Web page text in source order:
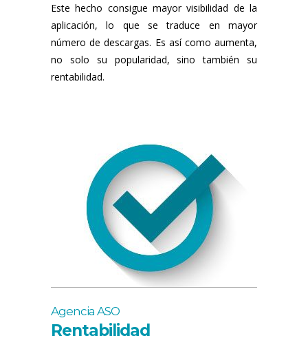
Este hecho consigue mayor visibilidad de la
aplicación, lo que se traduce en mayor
número de descargas. Es así como aumenta,
no solo su popularidad, sino también su
rentabilidad.
Agencia ASO
Rentabilidad